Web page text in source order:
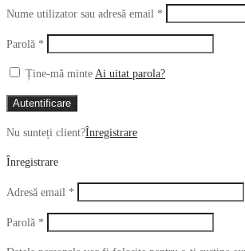
Nume utilizator sau adresă email *
Parolă *
Ține-mă minte Ai uitat parola?
Autentificare
Nu sunteți client?Înregistrare
Înregistrare
Adresă email *
Parolă *